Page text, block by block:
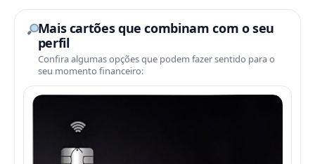
Mais cartões que combinam com o seu
perfil
Confira algumas opções que podem fazer sentido para o
seu momento financeiro: